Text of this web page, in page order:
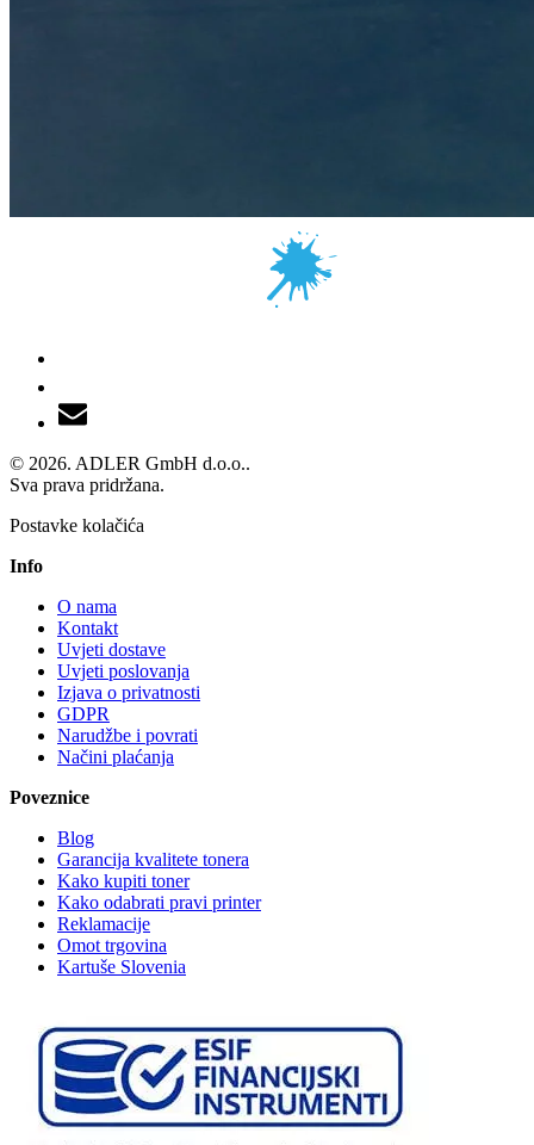
© 2026. ADLER GmbH d.o.o..
Sva prava pridržana.
Postavke kolačića
Info
O nama
Kontakt
Uvjeti dostave
Uvjeti poslovanja
Izjava o privatnosti
GDPR
Narudžbe i povrati
Načini plaćanja
Poveznice
Blog
Garancija kvalitete tonera
Kako kupiti toner
Kako odabrati pravi printer
Reklamacije
Omot trgovina
Kartuše Slovenia